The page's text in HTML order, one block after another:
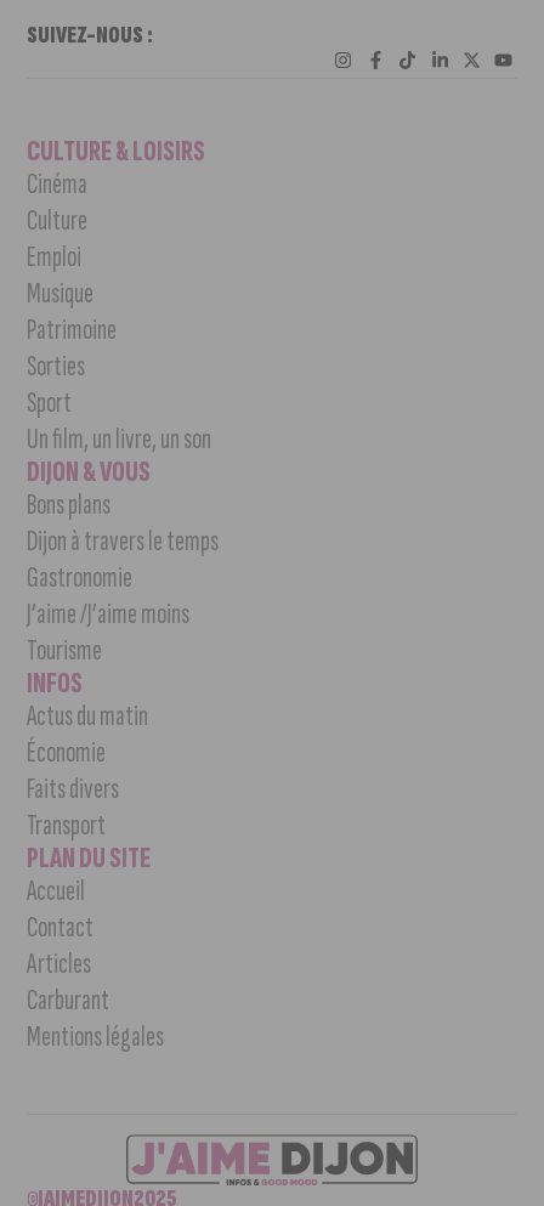
SUIVEZ-NOUS :
CULTURE & LOISIRS
Cinéma
Culture
Emploi
Musique
Patrimoine
Sorties
Sport
Un film, un livre, un son
DIJON & VOUS
Bons plans
Dijon à travers le temps
Gastronomie
J’aime /J’aime moins
Tourisme
INFOS
Actus du matin
Économie
Faits divers
Transport
PLAN DU SITE
Accueil
Contact
Articles
Carburant
Mentions légales
©JAIMEDIJON2025